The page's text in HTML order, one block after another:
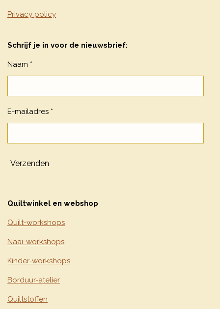
Privacy policy
Schrijf je in voor de nieuwsbrief:
Naam *
E-mailadres *
Verzenden
Quiltwinkel en webshop
Quilt-workshops
Naai-workshops
Kinder-workshops
Borduur-atelier
Quiltstoffen